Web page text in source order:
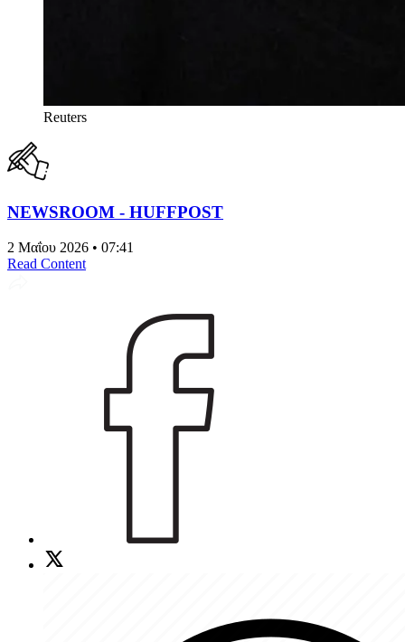
Reuters
NEWSROOM - HUFFPOST
2 Μαΐου 2026 • 07:41
Read Content